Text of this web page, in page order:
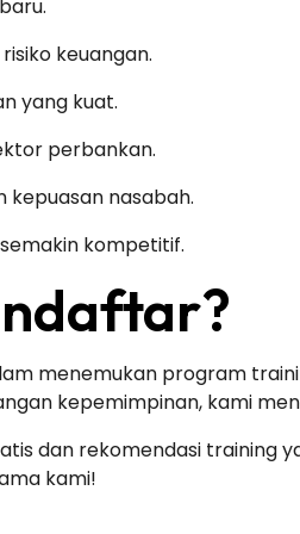
keuangan.
yang kuat.
perbankan.
kepuasan nasabah.
kompetitif.
menemukan program
kepemimpinan, kami
dan rekomendasi training
kami!